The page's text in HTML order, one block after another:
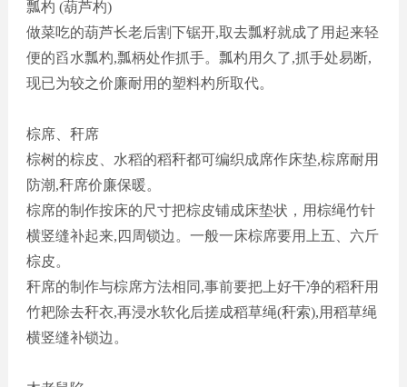
瓢杓 (葫芦杓)
做菜吃的葫芦长老后割下锯开,取去瓢籽就成了用起来轻
便的舀水瓢杓,瓢柄处作抓手。瓢杓用久了,抓手处易断,
现已为较之价廉耐用的塑料杓所取代。
棕席、秆席
棕树的棕皮、水稻的稻秆都可编织成席作床垫,棕席耐用
防潮,秆席价廉保暖。
棕席的制作按床的尺寸把棕皮铺成床垫状，用棕绳竹针
横竖缝补起来,四周锁边。一般一床棕席要用上五、六斤
棕皮。
秆席的制作与棕席方法相同 ,事前要把上好干净的稻秆用
竹耙除去秆衣,再浸水软化后搓成稻草绳(秆索),用稻草绳
横竖缝补锁边。